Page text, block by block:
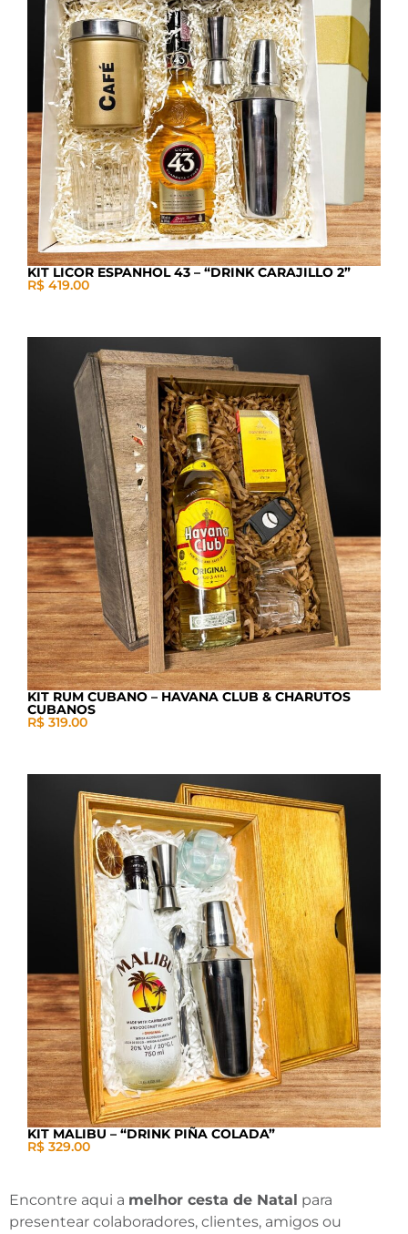
KIT LICOR ESPANHOL 43 – “DRINK CARAJILLO 2”
R$ 419.00
KIT RUM CUBANO – HAVANA CLUB & CHARUTOS
CUBANOS
R$ 319.00
KIT MALIBU – “DRINK PIÑA COLADA”
R$ 329.00
Encontre aqui a melhor cesta de Natal para
presentear colaboradores, clientes, amigos ou